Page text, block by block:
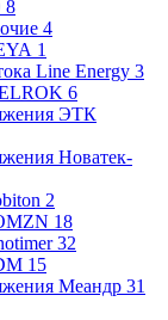
8
4
1
Line Energy 3
6
ЭТК
Новатек-
2
18
32
15
Меандр 31